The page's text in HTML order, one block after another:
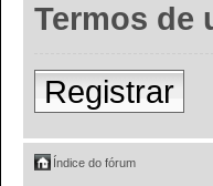
Termos de
Registrar
Índice do fórum